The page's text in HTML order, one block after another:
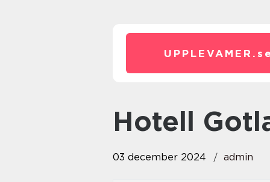
UPPLEVAMER.
Hotell
03 december 2024 admin